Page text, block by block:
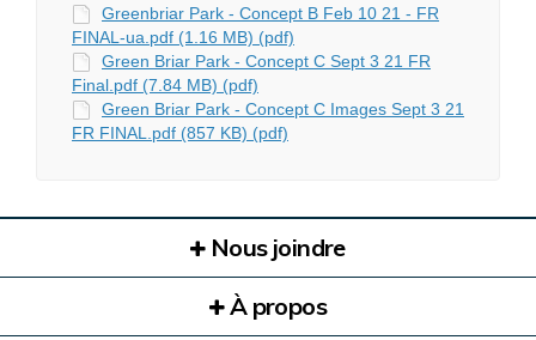
Greenbriar Park - Concept B Feb 10 21 - FR
FINAL-ua.pdf (1.16 MB) (pdf)
Green Briar Park - Concept C Sept 3 21 FR
Final.pdf (7.84 MB) (pdf)
Green Briar Park - Concept C Images Sept 3 21
FR FINAL.pdf (857 KB) (pdf)
Nous joindre
À propos